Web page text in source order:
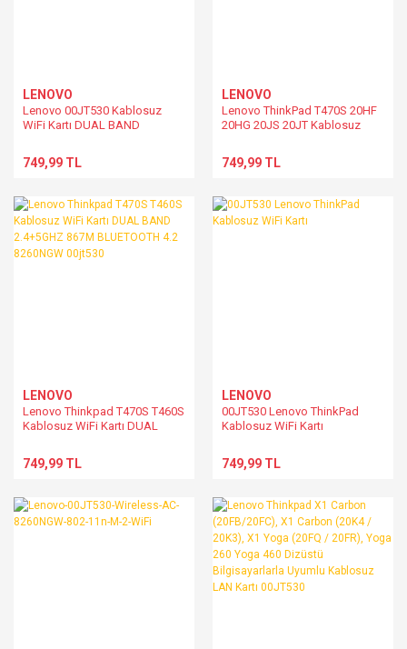
LENOVO
Lenovo 00JT530 Kablosuz
WiFi Kartı DUAL BAND
4.2 8260NGW
749,99 TL
LENOVO
Lenovo ThinkPad T470S 20HF
20HG 20JS 20JT Kablosuz
2.4+5GHZ 867M BLUETOOTH
4.2 8260NGW
749,99 TL
LENOVO
Lenovo Thinkpad T470S T460S
Kablosuz WiFi Kartı DUAL
BLUETOOTH 4.2 8260NGW
00jt530
749,99 TL
LENOVO
00JT530 Lenovo ThinkPad
Kablosuz WiFi Kartı
749,99 TL